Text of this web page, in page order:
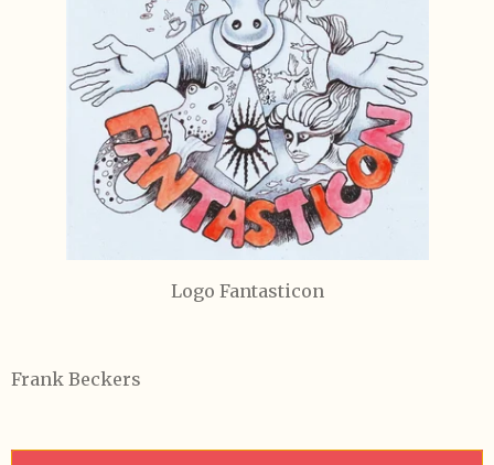
Logo Fantasticon
Frank Beckers